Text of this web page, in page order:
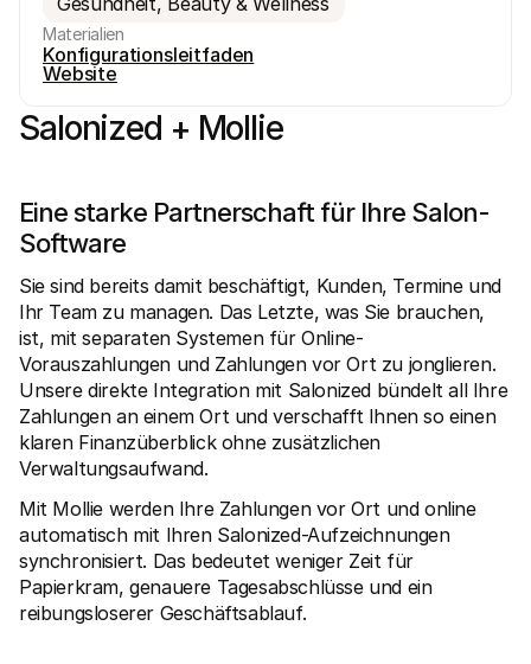
Materialien
Konfigurationsleitfaden
Website
Salonized + Mollie
Eine starke Partnerschaft für Ihre Salon-
Software
Sie sind bereits damit beschäftigt, Kunden, Termine und
Ihr Team zu managen. Das Letzte, was Sie brauchen,
ist, mit separaten Systemen für Online-
Vorauszahlungen und Zahlungen vor Ort zu jonglieren.
Unsere direkte Integration mit Salonized bündelt all Ihre
Zahlungen an einem Ort und verschafft Ihnen so einen
klaren Finanzüberblick ohne zusätzlichen
Verwaltungsaufwand.
Mit Mollie werden Ihre Zahlungen vor Ort und online
automatisch mit Ihren Salonized-Aufzeichnungen
synchronisiert. Das bedeutet weniger Zeit für
Papierkram, genauere Tagesabschlüsse und ein
reibungsloserer Geschäftsablauf.
Entdecken Sie unsere Ressourcen und Updates für
Developer
Bibliotheken
Discord community
Werden Sie Teil der Entwickler-Community
Über Mollie
Preise
Sehen Sie sich unsere Preise an
Über uns
Unsere Story und Werte
News
Lesen Sie aktuelle Mollie-
Neuigkeiten
Kommen Sie zu uns - wir stellen ein!
für Ihr
Kontakt
Für Endkunden
Warum steht Mollie auf Ihrem Kontoauszug?
Für Mollie-Händler
Kontaktieren Sie unseren Händler-Support